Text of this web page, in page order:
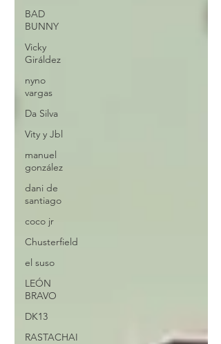
BAD
BUNNY
Vicky
Giráldez
nyno
vargas
Da Silva
Vity y Jbl
manuel
gonzález
dani de
santiago
coco jr
Chusterfield
el suso
LEÓN
BRAVO
DK13
RASTACHAI